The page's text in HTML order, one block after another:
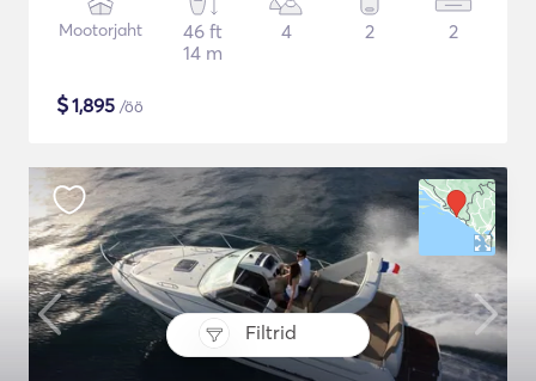
Filtrid
Mootorjaht
46 ft
14 m
4 2 2
$1,895 /öö